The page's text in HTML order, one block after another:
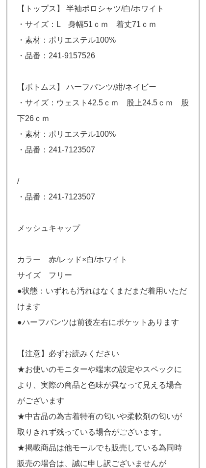
【トップス】 半袖ポロシャツ/白/ホワイト
・サイズ：L 身幅51ｃｍ 着丈71ｃｍ
・素材：ポリエステル100%
・品番：241-9157526
【ボトムス】 ハーフパンツ/紺/ネイビー
・サイズ：ウェスト42.5ｃｍ 股上24.5ｃｍ 股
下26ｃｍ
・素材：ポリエステル100%
・品番：241-7123507
/
・品番：241-7123507
メッシュキャップ
カラー 赤/レッド×白/ホワイト
サイズ フリー
●状態：いずれも汚れはなくまだまだ着用いただ
けます
●ハーフパンツは前後左右にポケットあります
【注意】必ずお読みください
★お使いのモニターや端末の設定やスペックに
より、実際の商品と色味が異なって見える場合
がございます
★中古品の為古着特有の匂いや柔軟剤の匂いが
取りきれず残っている場合がございます。
★掲載商品は他モールでも販売している為同時
販売の場合は、誠に申し訳ございませんが